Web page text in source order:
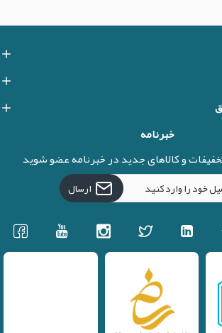
خبرنامه
و کالاهای جدید در خبرنامه عضو شوید
ارسال